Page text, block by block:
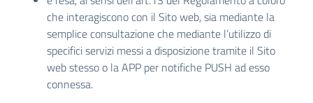
che interagiscono con il Sito web, sia mediante la
semplice consultazione che mediante l’utilizzo di
specifici servizi messi a disposizione tramite il Sito
web stesso o la APP per notifiche PUSH ad esso
connessa.